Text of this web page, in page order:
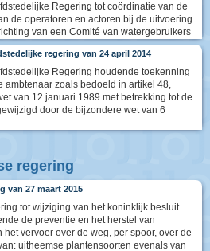
Regering tot coördinatie van de
de operatoren en actoren bij de uitvoering
van een Comité van watergebruikers
regering van 24 april 2014
Regering houdende toekenning
ambtenaar zoals bedoeld in artikel 48,
van 12 januari 1989 met betrekking tot de
door de bijzondere wet van 6
regering
van 27 maart 2015
tot wijziging van het koninklijk besluit
de preventie en het herstel van
vervoer over de weg, per spoor, over de
uitheemse plantensoorten evenals van